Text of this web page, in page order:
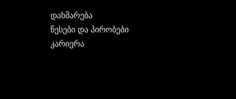
დახმარება
წესები და პირობები
კარიერა